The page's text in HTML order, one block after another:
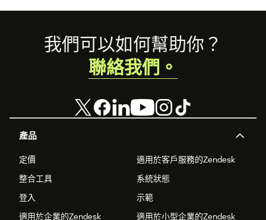
Footer
產品
定價
適用於客戶服務的Zendesk
整合工具
系統狀態
登入
示範
適用於企業的Zendesk
適用於小型企業的Zendesk
我們可以如何幫助你？
聯絡我們。